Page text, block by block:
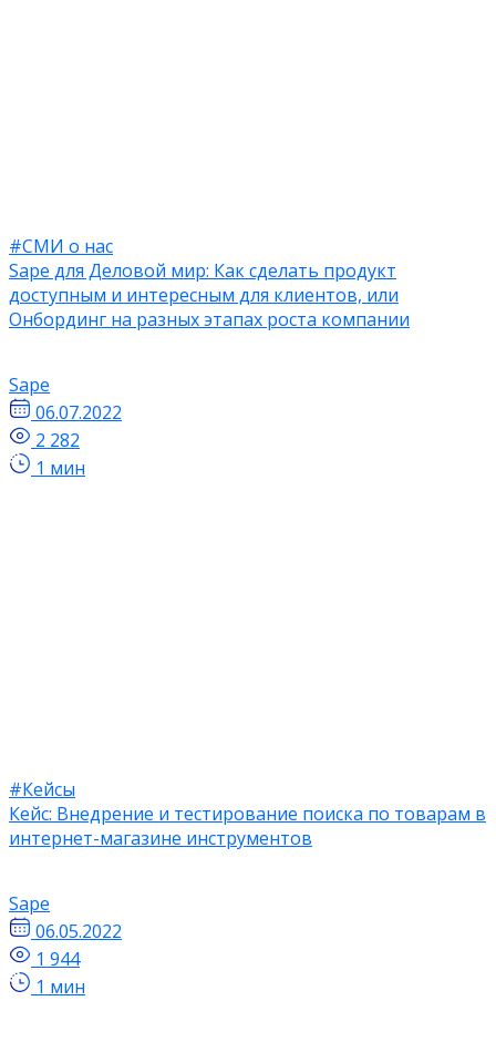
#СМИ о нас
Sape для Деловой мир: ​​Как сделать продукт
доступным и интересным для клиентов, или
Онбординг на разных этапах роста компании
Sape
06.07.2022
2 282
1 мин
#Кейсы
Кейс: Внедрение и тестирование поиска по товарам в
интернет-магазине инструментов
Sape
06.05.2022
1 944
1 мин